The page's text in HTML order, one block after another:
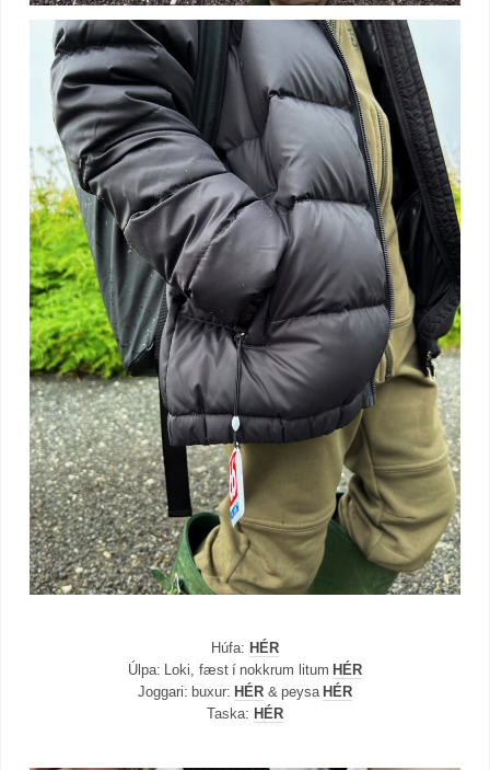
Húfa: HÉR
Úlpa: Loki, fæst í nokkrum litum HÉR
Joggari: buxur: HÉR & peysa HÉR
Taska: HÉR